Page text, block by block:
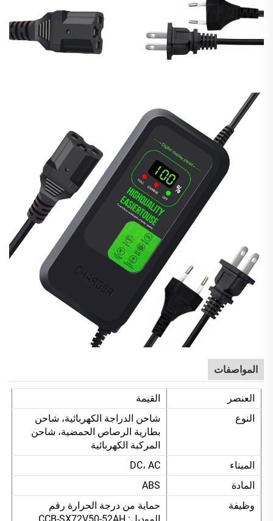
المواصفات
العنصر
القيمة
النوع
شاحن الدراجة الكهربائية، شاحن
بطارية الرصاص الحمضية، شاحن
المركبة الكهربائية
الميناء
DC، AC
المادة
ABS
وظيفة
حماية من درجة الحرارة رقم
الموديل: CCB-SX72V50-52AH